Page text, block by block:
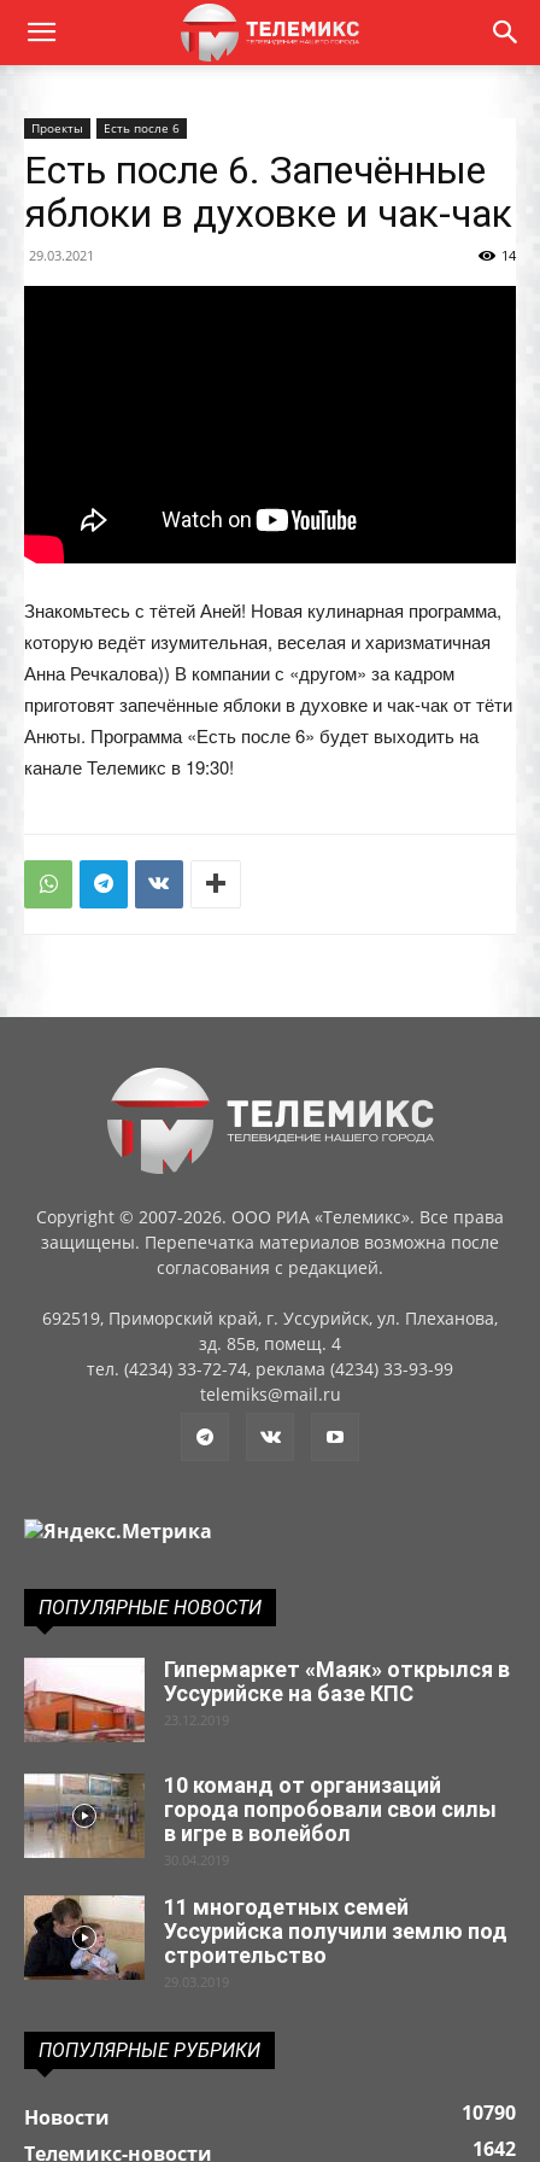
Проекты Есть после 6
Есть после 6. Запечённые
яблоки в духовке и чак-чак
29.03.2021 14
Знакомьтесь с тётей Аней! Новая кулинарная программа,
которую ведёт изумительная, веселая и харизматичная
Анна Речкалова)) В компании с «другом» за кадром
приготовят запечённые яблоки в духовке и чак-чак от тёти
Анюты. Программа «Есть после 6» будет выходить на
канале Телемикс в 19:30!
Copyright © 2007-2026. ООО РИА «Телемикс». Все права
защищены. Перепечатка материалов возможна после
согласования с редакцией.
692519, Приморский край, г. Уссурийск, ул. Плеханова,
зд. 85в, помещ. 4
тел. (4234) 33-72-74, реклама (4234) 33-93-99
telemiks@mail.ru
ПОПУЛЯРНЫЕ НОВОСТИ
Гипермаркет «Маяк» открылся в
Уссурийске на базе КПС
23.12.2019
10 команд от организаций
города попробовали свои силы
в игре в волейбол
30.04.2019
11 многодетных семей
Уссурийска получили землю под
строительство
29.03.2019
ПОПУЛЯРНЫЕ РУБРИКИ
Новости
10790
Телемикс-новости
1642